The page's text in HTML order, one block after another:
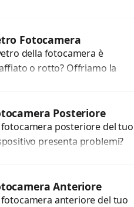
Fotocamera
della fotocamera è
o rotto? Offriamo la
Posteriore
fotocamera posteriore del tuo
presenta problemi?
non funzionante,...
Anteriore
fotocamera anteriore del tuo